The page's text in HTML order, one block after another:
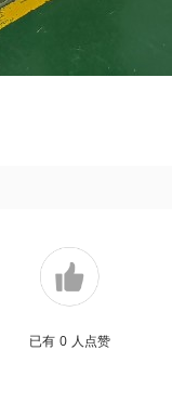
已有 0 人点赞